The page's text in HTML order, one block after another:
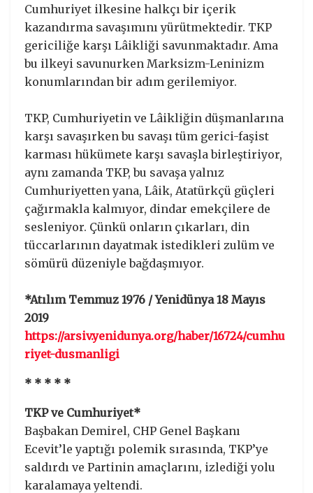
Cumhuriyet ilkesine halkçı bir içerik
kazandırma savaşımını yürütmektedir. TKP
gericiliğe karşı Lâikliği savunmaktadır. Ama
bu ilkeyi savunurken Marksizm-Leninizm
konumlarından bir adım gerilemiyor.
TKP, Cumhuriyetin ve Lâikliğin düşmanlarına
karşı savaşırken bu savaşı tüm gerici-faşist
karması hükümete karşı savaşla birleştiriyor,
aynı zamanda TKP, bu savaşa yalnız
Cumhuriyetten yana, Lâik, Atatürkçü güçleri
çağırmakla kalmıyor, dindar emekçilere de
sesleniyor. Çünkü onların çıkarları, din
tüccarlarının dayatmak istedikleri zulüm ve
sömürü düzeniyle bağdaşmıyor.
*Atılım Temmuz 1976 / Yenidünya 18 Mayıs
2019
https://arsiv.yenidunya.org/haber/16724/cumhu
riyet-dusmanligi
* * * * *
TKP ve Cumhuriyet*
Başbakan Demirel, CHP Genel Başkanı
Ecevit’le yaptığı polemik sırasında, TKP’ye
saldırdı ve Partinin amaçlarını, izlediği yolu
karalamaya yeltendi.